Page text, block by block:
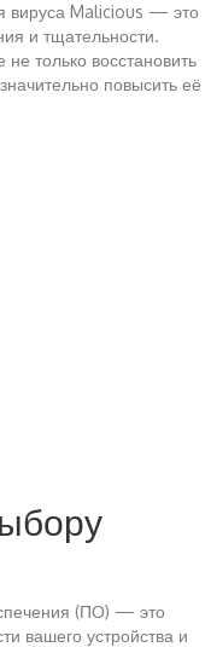
вируса Malicious — это
и тщательности.
только восстановить
повысить её
(ПО) — это
вашего устройства и